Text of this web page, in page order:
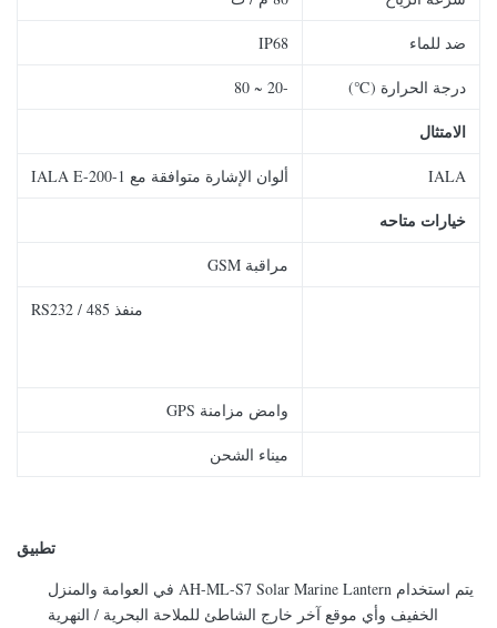
ضد للماء IP68
درجة الحرارة (℃) -20 ~ 80
الامتثال
IALA ألوان الإشارة متوافقة مع IALA E-200-1
خيارات متاحه
مراقبة GSM
منفذ RS232 / 485
وامض مزامنة GPS
ميناء الشحن
تطبيق
يتم استخدام AH-ML-S7 Solar Marine Lantern في العوامة والمنزل
الخفيف وأي موقع آخر خارج الشاطئ للملاحة البحرية / النهرية